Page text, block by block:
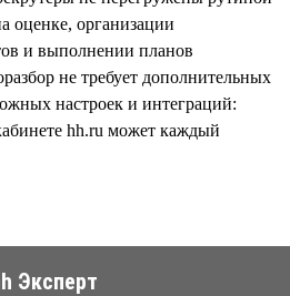
оценке, организации
и выполнении планов
не требует дополнительных
настроек и интеграций:
hh.ru может каждый
Эксперт